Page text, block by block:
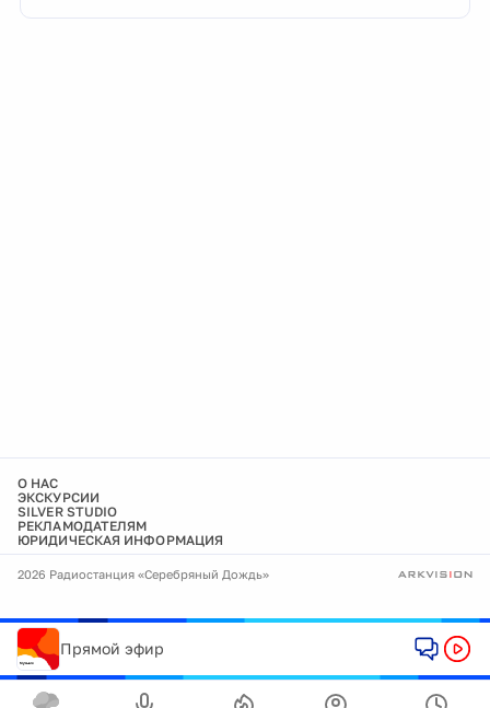
О НАС
ЭКСКУРСИИ
SILVER STUDIO
РЕКЛАМОДАТЕЛЯМ
ЮРИДИЧЕСКАЯ ИНФОРМАЦИЯ
2026 Радиостанция «Серебряный Дождь»
Прямой эфир